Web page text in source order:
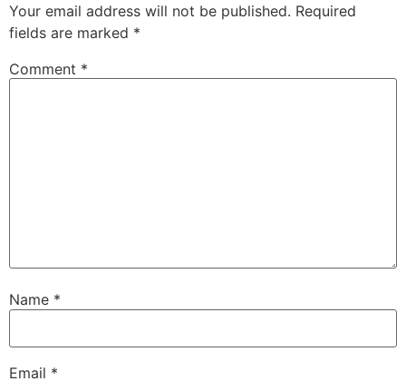
Your email address will not be published. Required
fields are marked *
Comment *
Name *
Email *